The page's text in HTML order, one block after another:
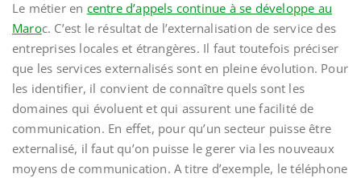
Le métier en centre d’appels continue à se développe au
Maroc. C’est le résultat de l’externalisation de service des
entreprises locales et étrangères. Il faut toutefois préciser
que les services externalisés sont en pleine évolution. Pour
les identifier, il convient de connaître quels sont les
domaines qui évoluent et qui assurent une facilité de
communication. En effet, pour qu’un secteur puisse être
externalisé, il faut qu’on puisse le gerer via les nouveaux
moyens de communication. A titre d’exemple, le téléphone